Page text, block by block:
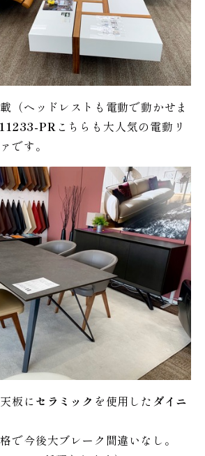
（ヘッドレストも電動で動かせま
PR こちらも大人気の電動リ
です。
板にセラミック を使用した ダイニ
で今後大ブレーク間違いなし。